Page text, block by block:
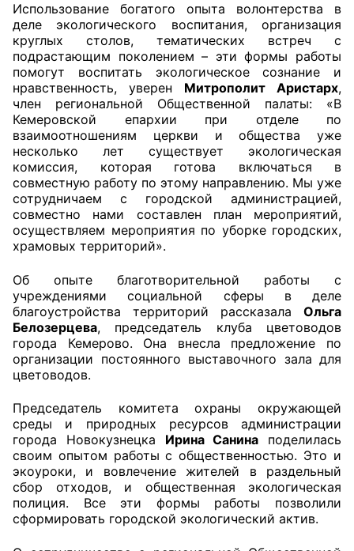
Использование богатого опыта волонтерства в
деле экологического воспитания, организация
круглых столов, тематических встреч с
подрастающим поколением – эти формы работы
помогут воспитать экологическое сознание и
нравственность, уверен Митрополит Аристарх,
член региональной Общественной палаты: «В
Кемеровской епархии при отделе по
взаимоотношениям церкви и общества уже
несколько лет существует экологическая
комиссия, которая готова включаться в
совместную работу по этому направлению. Мы уже
сотрудничаем с городской администрацией,
совместно нами составлен план мероприятий,
осуществляем мероприятия по уборке городских,
храмовых территорий».
Об опыте благотворительной работы с
учреждениями социальной сферы в деле
благоустройства территорий рассказала Ольга
Белозерцева, председатель клуба цветоводов
города Кемерово. Она внесла предложение по
организации постоянного выставочного зала для
цветоводов.
Председатель комитета охраны окружающей
среды и природных ресурсов администрации
города Новокузнецка Ирина Санина поделилась
своим опытом работы с общественностью. Это и
экоуроки, и вовлечение жителей в раздельный
сбор отходов, и общественная экологическая
полиция. Все эти формы работы позволили
сформировать городской экологический актив.